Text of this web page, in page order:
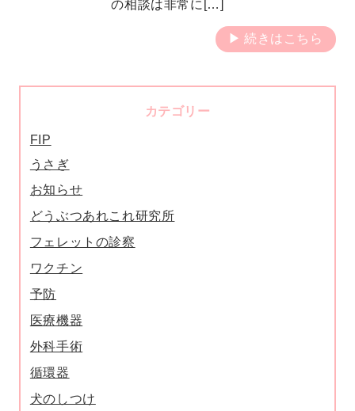
の相談は非常に[…]
続きはこちら
カテゴリー
FIP
うさぎ
お知らせ
どうぶつあれこれ研究所
フェレットの診察
ワクチン
予防
医療機器
外科手術
循環器
犬のしつけ